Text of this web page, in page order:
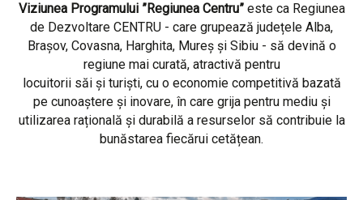
Viziunea Programului ”Regiunea Centru”este ca Regiunea
de Dezvoltare CENTRU - care grupează județele Alba,
Brașov, Covasna, Harghita, Mureș și Sibiu - să devină o
regiune mai curată, atractivă pentru
locuitorii săi și turiști, cu o economie competitivă bazată
pe cunoaștere și inovare, în care grija pentru mediu și
utilizarea rațională și durabilă a resurselor să contribuie la
bunăstarea fiecărui cetățean.